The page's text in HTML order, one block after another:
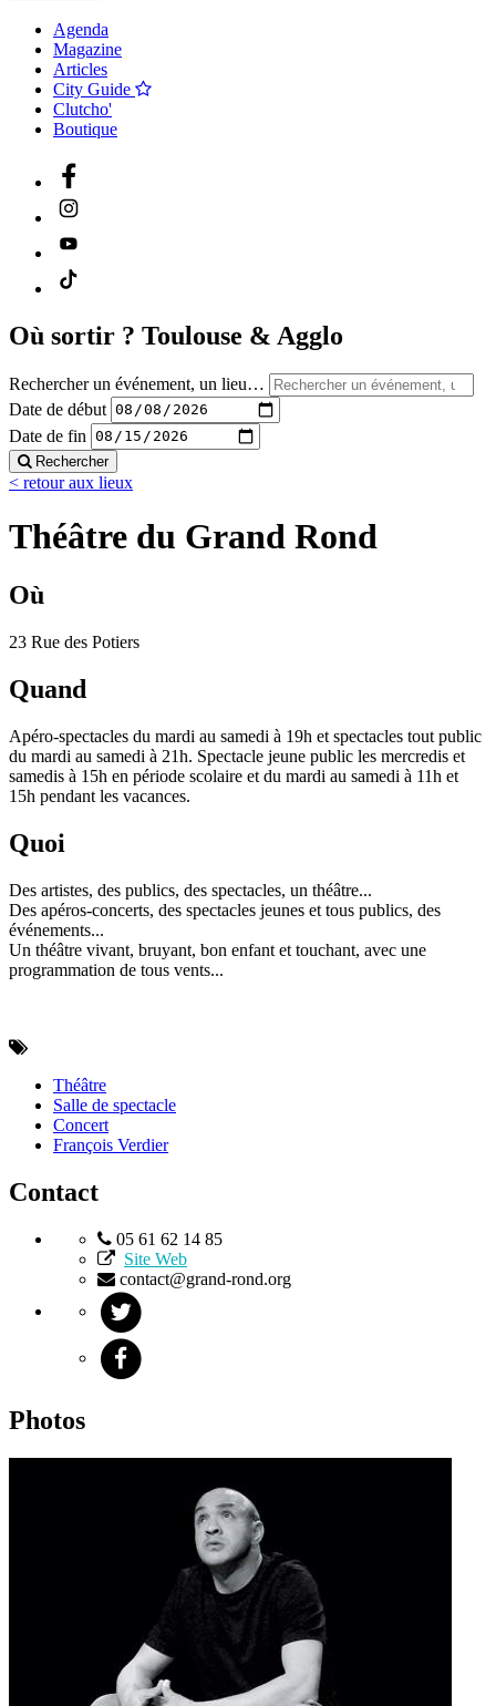
Agenda
Magazine
Articles
City Guide
Clutcho'
Boutique
Où sortir ? Toulouse & Agglo
Rechercher un événement, un lieu…
Date de début
Date de fin
Rechercher
< retour aux lieux
Théâtre du Grand Rond
Où
23 Rue des Potiers
Quand
Apéro-spectacles du mardi au samedi à 19h et spectacles tout public
du mardi au samedi à 21h. Spectacle jeune public les mercredis et
samedis à 15h en période scolaire et du mardi au samedi à 11h et
15h pendant les vacances.
Quoi
Des artistes, des publics, des spectacles, un théâtre...
Des apéros-concerts, des spectacles jeunes et tous publics, des
événements...
Un théâtre vivant, bruyant, bon enfant et touchant, avec une
programmation de tous vents...
Théâtre
Salle de spectacle
Concert
François Verdier
Contact
05 61 62 14 85
Site Web
contact@grand-rond.org
Photos